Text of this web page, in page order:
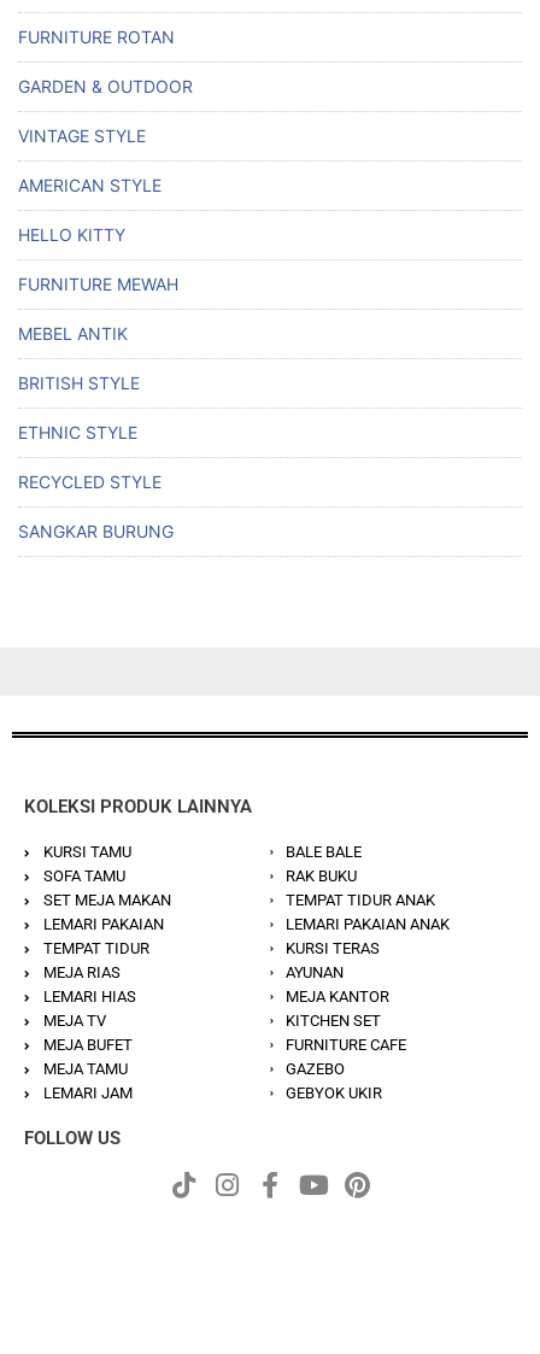
FURNITURE ROTAN
GARDEN & OUTDOOR
VINTAGE STYLE
AMERICAN STYLE
HELLO KITTY
FURNITURE MEWAH
MEBEL ANTIK
BRITISH STYLE
ETHNIC STYLE
RECYCLED STYLE
SANGKAR BURUNG
KOLEKSI PRODUK LAINNYA
KURSI TAMU
SOFA TAMU
SET MEJA MAKAN
LEMARI PAKAIAN
TEMPAT TIDUR
MEJA RIAS
LEMARI HIAS
MEJA TV
MEJA BUFET
MEJA TAMU
LEMARI JAM
BALE BALE
RAK BUKU
TEMPAT TIDUR ANAK
LEMARI PAKAIAN ANAK
KURSI TERAS
AYUNAN
MEJA KANTOR
KITCHEN SET
FURNITURE CAFE
GAZEBO
GEBYOK UKIR
FOLLOW US